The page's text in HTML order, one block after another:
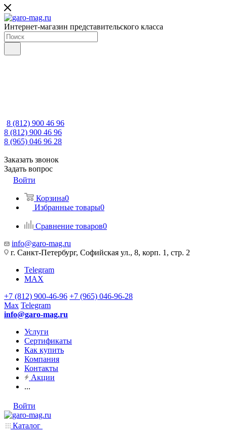
Интернет-магазин представительского класса
8 (812) 900 46 96
8 (812) 900 46 96
8 (965) 046 96 28
Заказать звонок
Задать вопрос
Войти
Корзина0
Избранные товары0
Сравнение товаров0
info@garo-mag.ru
г. Санкт-Петербург, Софийская ул., 8, корп. 1, стр. 2
Telegram
MAX
+7 (812) 900-46-96 +7 (965) 046-96-28
Max Telegram
info@garo-mag.ru
Услуги
Сертификаты
Как купить
Компания
Контакты
Акции
...
Войти
Каталог